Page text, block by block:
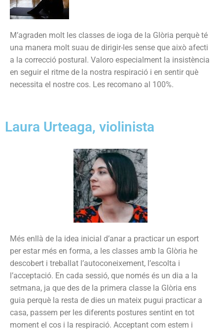
M’agraden molt les classes de ioga de la Glòria perquè té
una manera molt suau de dirigir-les sense que això afecti
a la correcció postural. Valoro especialment la insistència
en seguir el ritme de la nostra respiració i en sentir què
necessita el nostre cos. Les recomano al 100%.
Laura Urteaga, violinista
Més enllà de la idea inicial d’anar a practicar un esport
per estar més en forma, a les classes amb la Glòria he
descobert i treballat l’autoconeixement, l’escolta i
l’acceptació. En cada sessió, que només és un dia a la
setmana, ja que des de la primera classe la Glòria ens
guia perquè la resta de dies un mateix pugui practicar a
casa, passem per les diferents postures sentint en tot
moment el cos i la respiració. Acceptant com estem i